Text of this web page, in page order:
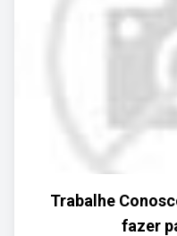
Trabalhe
fazer